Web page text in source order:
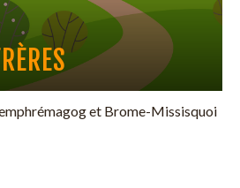
et Brome-Missisquoi